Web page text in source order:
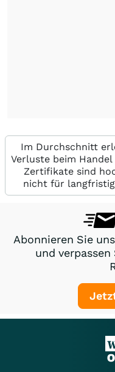
Im Durchschnitt
Verluste beim
Zertifikate sind
nicht für
Abonnieren Sie
und